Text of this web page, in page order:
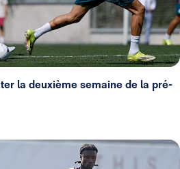
la deuxième semaine de la pré-